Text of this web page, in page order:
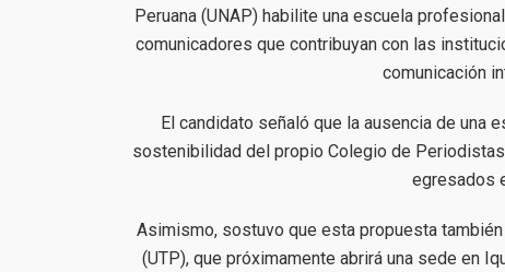
Peruana (UNAP) habilite una escuela
comunicadores que contribuyan con las
comunicación
El candidato señaló que la ausencia de una
sostenibilidad del propio Colegio de
egresados
Asimismo, sostuvo que esta propuesta
(UTP), que próximamente abrirá una sede en